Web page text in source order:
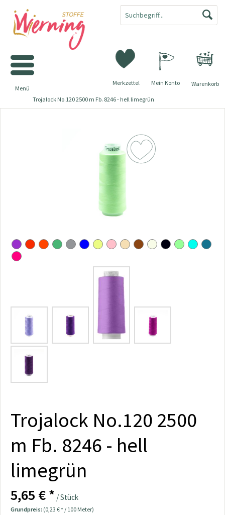
Warenkorb
Merkzettel Mein Konto
Menü
Trojalock No.120 2500 m Fb. 8246 - hell limegrün
Trojalock No.120 2500
m Fb. 8246 - hell
limegrün
5,65 € * / Stück
Grundpreis: (0,23 € * / 100 Meter)